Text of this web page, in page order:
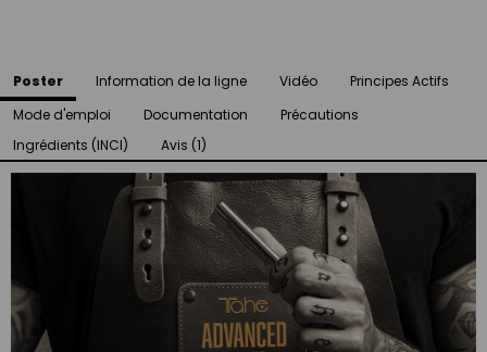
Poster Information de la ligne Vidéo
Principes Actifs
Mode d'emploi
Documentation
Précautions
Ingrédients (INCI)
Avis (1)